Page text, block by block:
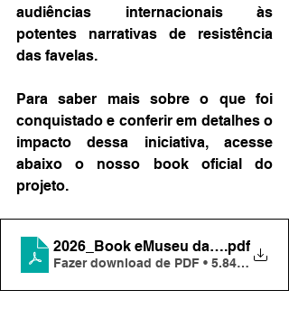
audiências internacionais às
potentes narrativas de resistência
das favelas.
Para saber mais sobre o que foi
conquistado e conferir em detalhes o
impacto dessa iniciativa, acesse
abaixo o nosso book oficial do
projeto.
2026_Book eMuseu das Favelas
.pdf
Fazer download de PDF • 5.84MB